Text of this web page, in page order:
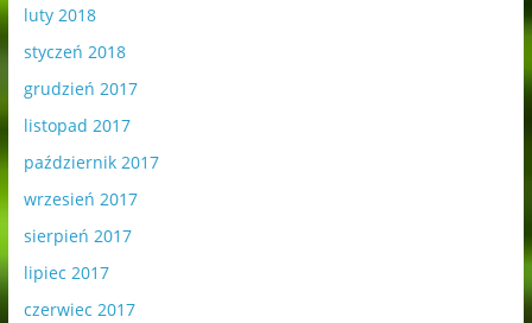
luty 2018
styczeń 2018
grudzień 2017
listopad 2017
październik 2017
wrzesień 2017
sierpień 2017
lipiec 2017
czerwiec 2017